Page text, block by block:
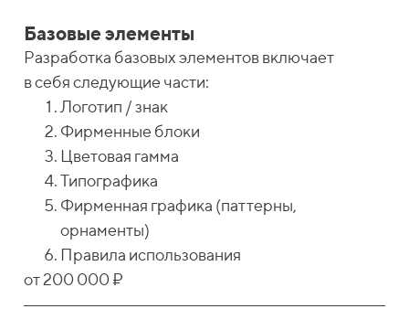
Базовые элементы
Разработка базовых элементов включает
в себя следующие части:
Логотип / знак
Фирменные блоки
Цветовая гамма
Типографика
Фирменная графика (паттерны,
орнаменты)
Правила использования
от 200 000 ₽